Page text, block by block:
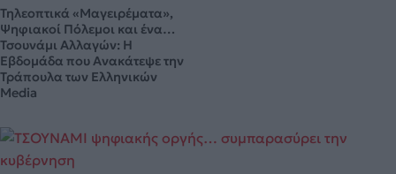
Τηλεοπτικά «Μαγειρέματα»,
Ψηφιακοί Πόλεμοι και ένα…
Τσουνάμι Αλλαγών: Η
Εβδομάδα που Ανακάτεψε την
Τράπουλα των Ελληνικών
Media